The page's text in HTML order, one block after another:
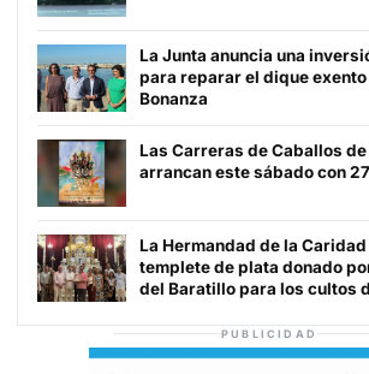
La Junta anuncia una
para reparar el dique
Bonanza
Las Carreras de Caballos
arrancan este sábado con
La Hermandad de la
templete de plata donado
del Baratillo para los cultos
PUBLICIDAD